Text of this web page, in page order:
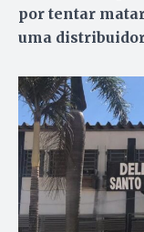
por tentar
uma